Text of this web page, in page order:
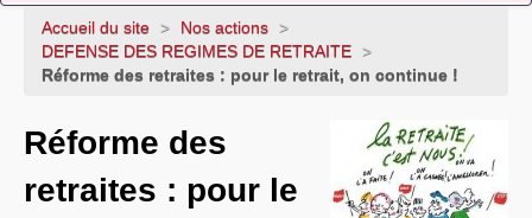
Accueil
Qui sommes-nous ?
Accueil du site > Nos actions >
DEFENSE DES REGIMES DE RETRAITE >
Réforme des retraites : pour le retrait, on continue !
Réforme des
retraites : pour le